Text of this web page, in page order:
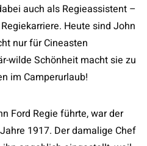
auch als Regieassistent –
Heute sind John
nur für Cineasten
wilde Schönheit macht sie zu
im Camperurlaub!
Ford Regie führte, war der
1917. Der damalige Chef